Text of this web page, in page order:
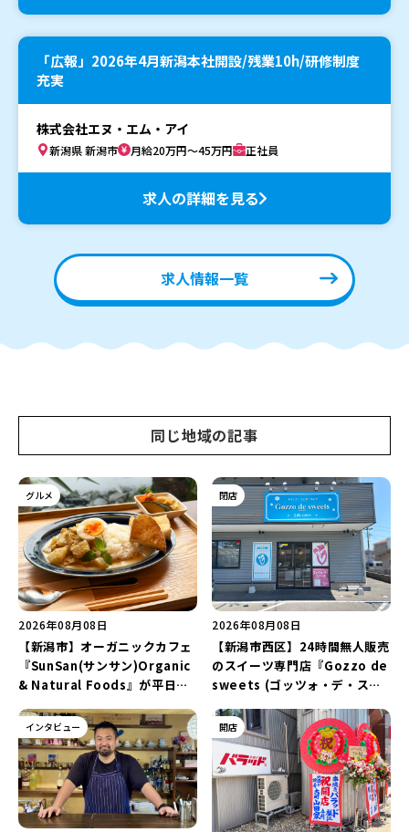
「広報」2026年4月新潟本社開設/残業10h/研修制度
充実
株式会社エヌ・エム・アイ
新潟県 新潟市 月給20万円～45万円 正社員
求人の詳細を見る
求人情報一覧
同じ地域の記事
グルメ
2026年08月08日
【新潟市】オーガニックカフェ
『SunSan(サンサン)Organic
& Natural Foods』が平日ラ
「抗酸化☆レモンチキンカレ
ー」と「美容と健康を考えたプ
レートランチ」を実食レポート
♪
閉店
2026年08月08日
【新潟市西区】24時間無人販売
のスイーツ専門店『Gozzo de
sweets (ゴッツォ・デ・スイ
店…。一部商品は姉妹店で販売
継続！
インタビュー 開店